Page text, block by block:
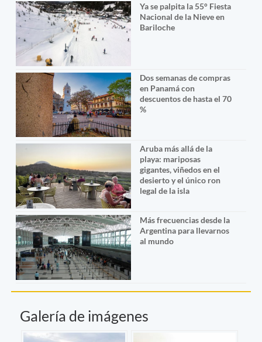
Ya se palpita la 55° Fiesta
Nacional de la Nieve en
Bariloche
Dos semanas de compras
en Panamá con
descuentos de hasta el 70
%
Aruba más allá de la
playa: mariposas
gigantes, viñedos en el
desierto y el único ron
legal de la isla
Más frecuencias desde la
Argentina para llevarnos
al mundo
Galería de imágenes